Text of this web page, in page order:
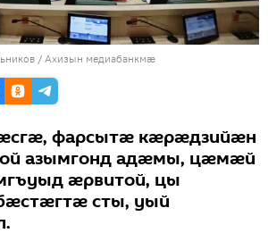
/ Ахизын медиабанкмæ
фарсытæ кæрæдзийæн
азымгонд адæмы, цæмæй
æрвитой, цы
сты, уый